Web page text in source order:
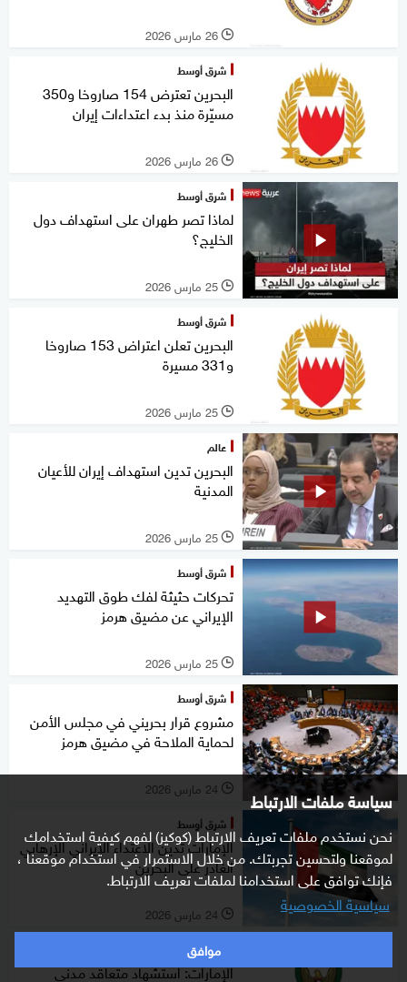
سياسة ملفات الارتباط
نحن نستخدم ملفات تعريف الارتباط (كوكيز) لفهم كيفية استخدامك
لموقعنا ولتحسين تجربتك. من خلال الاستمرار في استخدام موقعنا ،
فإنك توافق على استخدامنا لملفات تعريف الارتباط.
سياسية الخصوصية
موافق
l 26 مارس 2026
شرق أوسط
البحرين تعترض 154 صاروخا و350
مسيّرة منذ بدء اعتداءات إيران
l 26 مارس 2026
شرق أوسط
لماذا تصر طهران على استهداف دول
الخليج؟
l 25 مارس 2026
شرق أوسط
البحرين تعلن اعتراض 153 صاروخا
و331 مسيرة
l 25 مارس 2026
عالم
البحرين تدين استهداف إيران للأعيان
المدنية
l 25 مارس 2026
شرق أوسط
تحركات حثيثة لفك طوق التهديد
الإيراني عن مضيق هرمز
l 25 مارس 2026
شرق أوسط
مشروع قرار بحريني في مجلس الأمن
لحماية الملاحة في مضيق هرمز
l 24 مارس 2026
شرق أوسط
الإمارات تدين الاعتداء الإيراني الإرهابي
الغادر على البحرين
l 24 مارس 2026
شرق أوسط
الإمارات: استشهاد متعاقد مدني